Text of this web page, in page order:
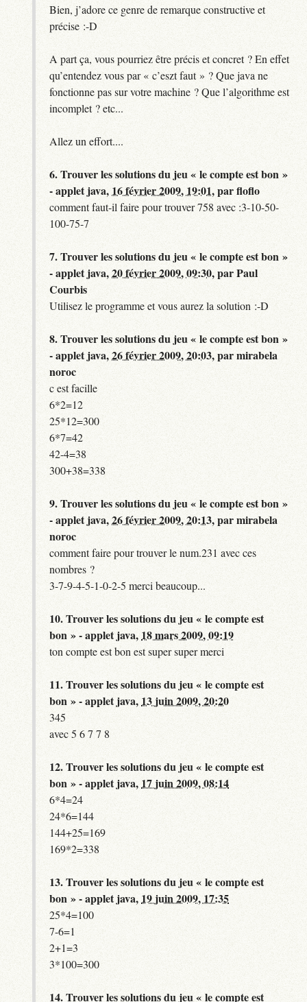
Bien, j’adore ce genre de remarque constructive et
précise :-D
A part ça, vous pourriez être précis et concret ? En effet
qu’entendez vous par « c’eszt faut » ? Que java ne
fonctionne pas sur votre machine ? Que l’algorithme est
incomplet ? etc...
Allez un effort....
6.Trouver les solutions du jeu « le compte est bon »
- applet java, 16 février 2009, 19:01,parfloflo
comment faut-il faire pour trouver 758 avec :3-10-50-
100-75-7
7.Trouver les solutions du jeu « le compte est bon »
- applet java,20 février 2009, 09:30,parPaul
Courbis
Utilisez le programme et vous aurez la solution :-D
8.Trouver les solutions du jeu « le compte est bon »
- applet java,26 février 2009, 20:03,parmirabela
noroc
c est facille
6*2=12
25*12=300
6*7=42
42-4=38
300+38=338
9.Trouver les solutions du jeu « le compte est bon »
- applet java,26 février 2009, 20:13,parmirabela
noroc
comment faire pour trouver le num.231 avec ces
nombres ?
3-7-9-4-5-1-0-2-5 merci beaucoup...
10.Trouver les solutions du jeu « le compte est
bon » - applet java, 18 mars 2009, 09:19
ton compte est bon est super super merci
11.Trouver les solutions du jeu « le compte est
bon » - applet java, 13 juin 2009, 20:20
345
avec 5 6 7 7 8
12.Trouver les solutions du jeu « le compte est
bon » - applet java, 17 juin 2009, 08:14
6*4=24
24*6=144
144+25=169
169*2=338
13.Trouver les solutions du jeu « le compte est
bon » - applet java, 19 juin 2009, 17:35
25*4=100
7-6=1
2+1=3
3*100=300
14.Trouver les solutions du jeu « le compte est